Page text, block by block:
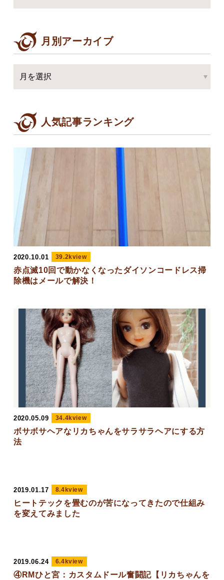
月別アーカイブ
人気記事ランキング
2020.10.01 39.2kview
赤点滅10回で動かなくなったダイソンコードレス掃
除機はメールで解決！
2020.05.09 34.4kview
ボサボサヘアなリカちゃんをサラサラヘアにする方
法
2019.01.17 8.4kview
ヒートテックを畳むのが苦になってきたので仕組み
を変えてみました
2019.06.24 6.4kview
④RMひと宮：カスタムドール奮闘記【リカちゃんを